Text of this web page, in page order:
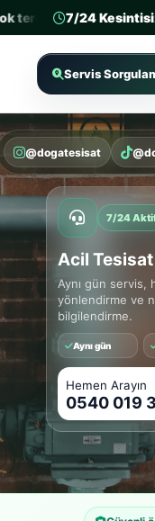
3. tesisat firması
7/24
Servis
@dogatesisat
7/24 Aktif
Cihazlı
Sorun büyümeden
kontrol ve net
0540 019